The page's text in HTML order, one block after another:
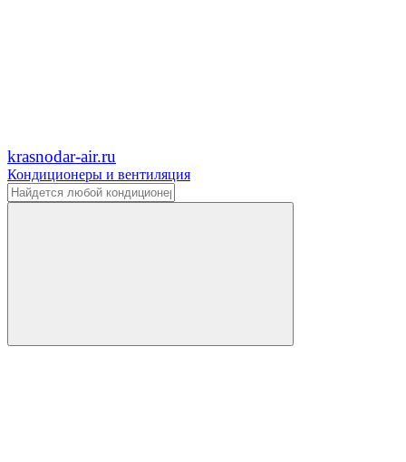
krasnodar-air.ru
Кондиционеры и вентиляция